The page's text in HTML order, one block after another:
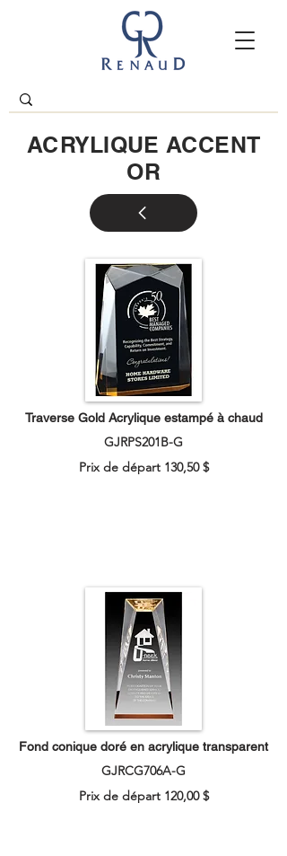
ACRYLIQUE ACCENT
OR
Traverse Gold Acrylique estampé à chaud
GJRPS201B-G
Prix de départ 130,50 $
Fond conique doré en acrylique transparent
GJRCG706A-G
Prix de départ 120,00 $